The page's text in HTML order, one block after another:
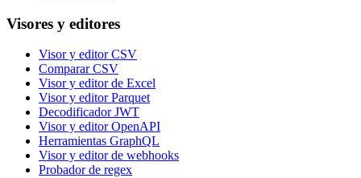
Visores y editores
Visor y editor CSV
Comparar CSV
Visor y editor de Excel
Visor y editor Parquet
Decodificador JWT
Visor y editor OpenAPI
Herramientas GraphQL
Visor y editor de webhooks
Probador de regex